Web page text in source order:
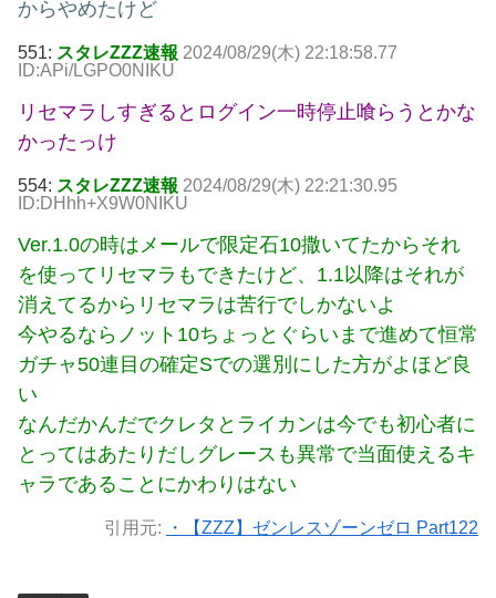
からやめたけど
551: スタレZZZ速報 2024/08/29(木) 22:18:58.77
ID:APi/LGPO0NIKU
リセマラしすぎるとログイン一時停止喰らうとかな
かったっけ
554: スタレZZZ速報 2024/08/29(木) 22:21:30.95
ID:DHhh+X9W0NIKU
Ver.1.0の時はメールで限定石10撒いてたからそれ
を使ってリセマラもできたけど、1.1以降はそれが
消えてるからリセマラは苦行でしかないよ
今やるならノット10ちょっとぐらいまで進めて恒常
ガチャ50連目の確定Sでの選別にした方がよほど良
い
なんだかんだでクレタとライカンは今でも初心者に
とってはあたりだしグレースも異常で当面使えるキ
ャラであることにかわりはない
引用元: ・【ZZZ】ゼンレスゾーンゼロ Part122